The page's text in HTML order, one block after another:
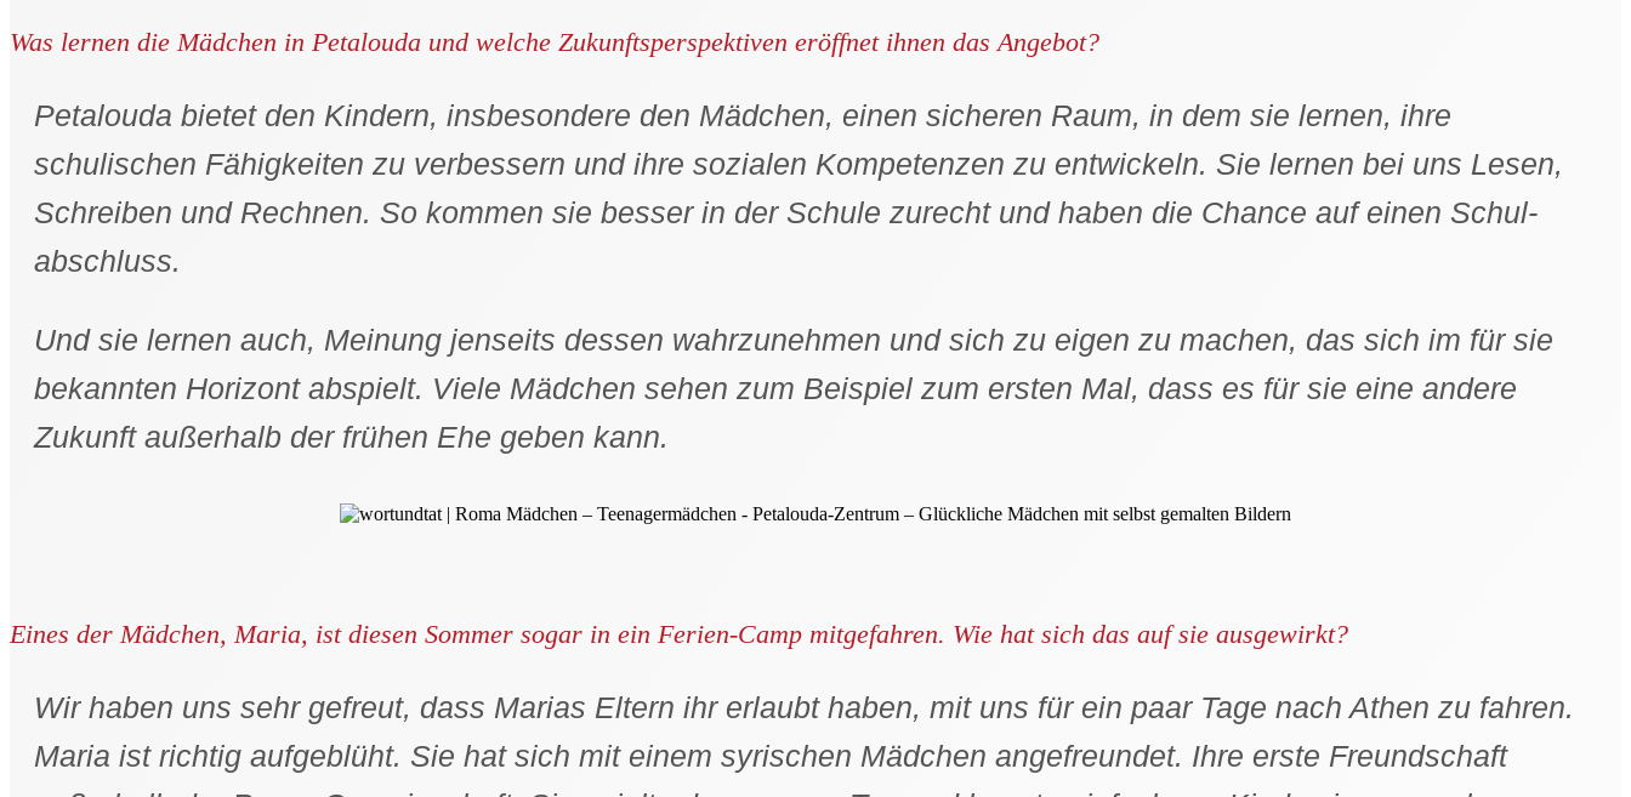
Was lernen die Mädchen in Petalouda und welche Zukunftsperspektiven eröffnet ihnen das Angebot?
Petalouda bietet den Kindern, insbesondere den Mädchen, einen sicheren Raum, in dem sie lernen, ihre
schulischen Fähigkeiten zu verbessern und ihre sozialen Kompetenzen zu entwickeln. Sie lernen bei uns Lesen,
Schreiben und Rechnen. So kommen sie besser in der Schule zurecht und haben die Chance auf einen Schul­
abschluss.
Und sie lernen auch, Meinung jenseits dessen wahrzunehmen und sich zu eigen zu machen, das sich im für sie
bekannten Horizont abspielt. Viele Mädchen sehen zum Beispiel zum ersten Mal, dass es für sie eine andere
Zukunft außerhalb der frühen Ehe geben kann.
Eines der Mädchen, Maria, ist diesen Sommer sogar in ein Ferien-Camp mitgefahren. Wie hat sich das auf sie ausgewirkt?
Wir haben uns sehr gefreut, dass Marias Eltern ihr erlaubt haben, mit uns für ein paar Tage nach Athen zu fahren.
Maria ist richtig aufgeblüht. Sie hat sich mit einem syrischen Mädchen angefreundet. Ihre erste Freundschaft